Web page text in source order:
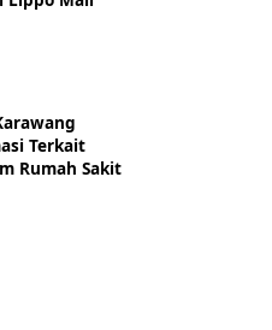
Terkait
Rumah Sakit